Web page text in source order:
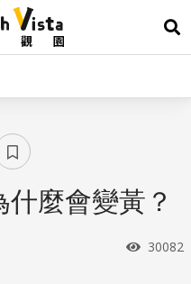
展
麼會變黃？
瀏覽次
30082